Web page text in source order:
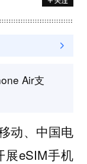
Air支
动、中国电
eSIM手机